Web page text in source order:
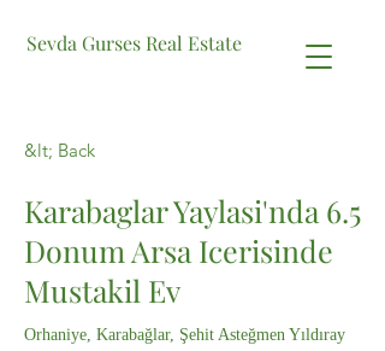
Sevda Gurses Real Estate
&lt; Back
Karabaglar Yaylasi'nda 6.5
Donum Arsa Icerisinde
Mustakil Ev
Orhaniye, Karabağlar, Şehit Asteğmen Yıldıray